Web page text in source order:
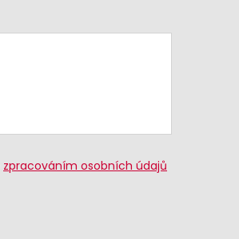
zpracováním osobních údajů